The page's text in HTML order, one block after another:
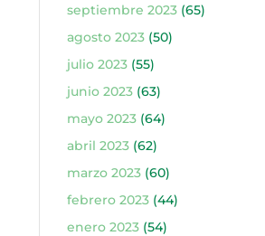
septiembre 2023(65)
agosto 2023(50)
julio 2023(55)
junio 2023(63)
mayo 2023(64)
abril 2023(62)
marzo 2023(60)
febrero 2023(44)
enero 2023(54)